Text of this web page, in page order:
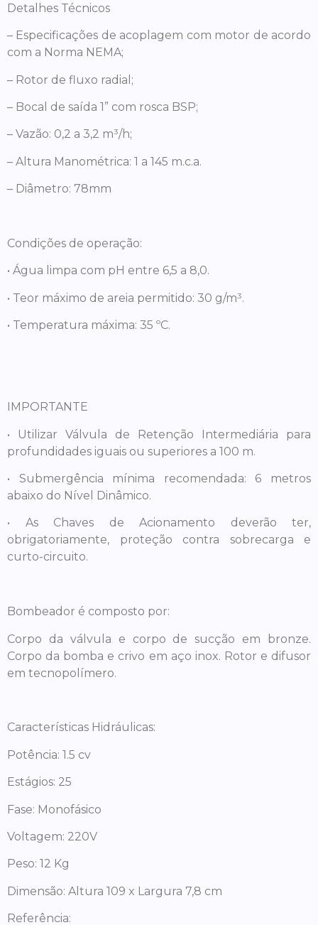
Detalhes Técnicos
– Especificações de acoplagem com motor de acordo
com a Norma NEMA;
– Rotor de fluxo radial;
– Bocal de saída 1” com rosca BSP;
– Vazão: 0,2 a 3,2 m³/h;
– Altura Manométrica: 1 a 145 m.c.a.
– Diâmetro: 78mm
Condições de operação:
• Água limpa com pH entre 6,5 a 8,0.
• Teor máximo de areia permitido: 30 g/m³.
• Temperatura máxima: 35 ºC.
IMPORTANTE
• Utilizar Válvula de Retenção Intermediária para
profundidades iguais ou superiores a 100 m.
• Submergência mínima recomendada: 6 metros
abaixo do Nível Dinâmico.
• As Chaves de Acionamento deverão ter,
obrigatoriamente, proteção contra sobrecarga e
curto-circuito.
Bombeador é composto por:
Corpo da válvula e corpo de sucção em bronze.
Corpo da bomba e crivo em aço inox. Rotor e difusor
em tecnopolímero.
Características Hidráulicas:
Potência: 1.5 cv
Estágios: 25
Fase: Monofásico
Voltagem: 220V
Peso: 12 Kg
Dimensão: Altura 109 x Largura 7,8 cm
Referência: